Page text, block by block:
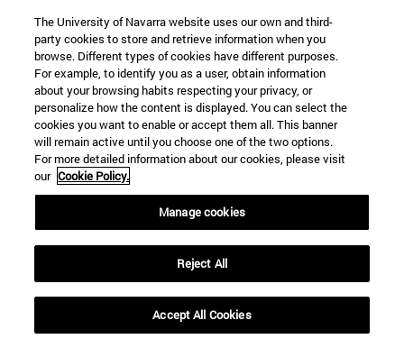
22 SEP
FUNCIÓN Y FICCIÓN. Varios artistas
Más información
The University of Navarra website uses our own and third-
party cookies to store and retrieve information when you
browse. Different types of cookies have different purposes.
For example, to identify you as a user, obtain information
about your browsing habits respecting your privacy, or
personalize how the content is displayed. You can select the
cookies you want to enable or accept them all. This banner
will remain active until you choose one of the two options.
For more detailed information about our cookies, please visit
our Cookie Policy.
Manage cookies
Reject All
Accept All Cookies